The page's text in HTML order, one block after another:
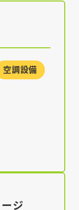
空調設備
ジ